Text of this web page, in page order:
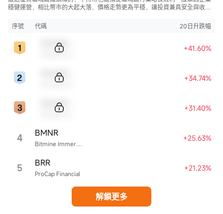
穩健運營，相比幣市的大起大落，價格走勢更為平穩，讓投資兼具安全與收
序號
代碼 20日升跌幅
+41.60%
+34.74%
+31.40%
4 Bitmine Immersion Technologies
BMNR +25.63%
5 ProCap Financial
BRR +21.23%
解鎖更多